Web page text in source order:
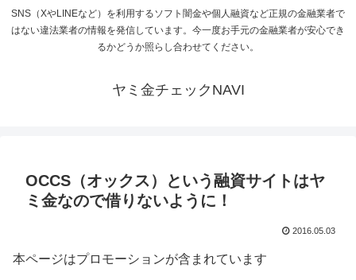
SNS（XやLINEなど）を利用するソフト闇金や個人融資など正規の金融業者で
はない違法業者の情報を発信しています。今一度お手元の金融業者が安心でき
るかどうか照らし合わせてください。
ヤミ金チェックNAVI
OCCS（オックス）という融資サイトはヤ
ミ金なので借りないように！
2016.05.03
本ページはプロモーションが含まれています